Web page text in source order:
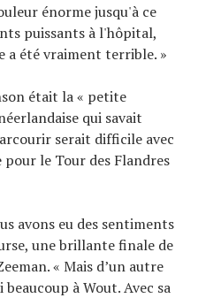
énorme jusqu'à ce
puissants à l'hôpital,
a été vraiment terrible. »
était la « petite
qui savait
serait difficile avec
le Tour des Flandres
avons eu des sentiments
une brillante finale de
« Mais d’un autre
à Wout. Avec sa